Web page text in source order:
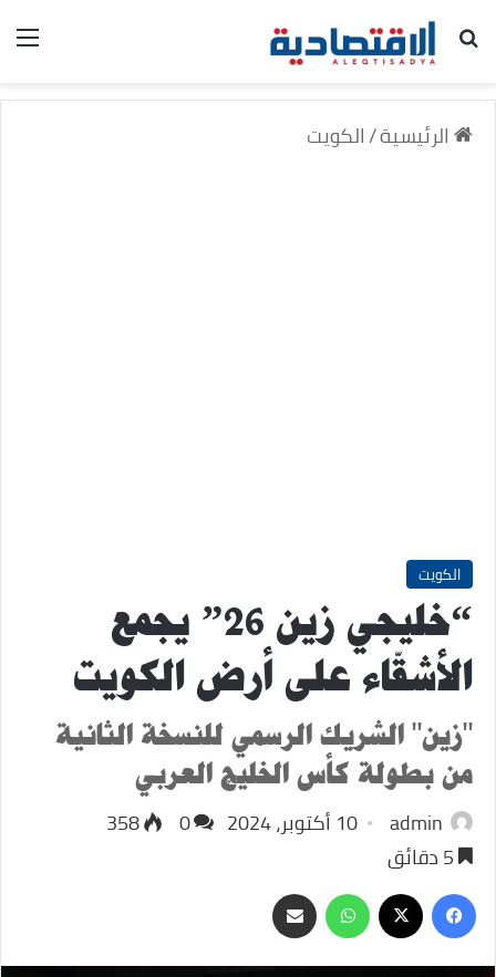
بحث عن
الرئيسية/الكويت
الكويت
“خليجي زين 26” يجمع
الأشقّاء على أرض الكويت
"زين" الشريك الرسمي للنسخة الثانية
من بطولة كأس الخليج العربي
admin 10 أكتوبر، 2024 0
358
فيسبوك
‫X واتسابمشاركة
عبر
البريد